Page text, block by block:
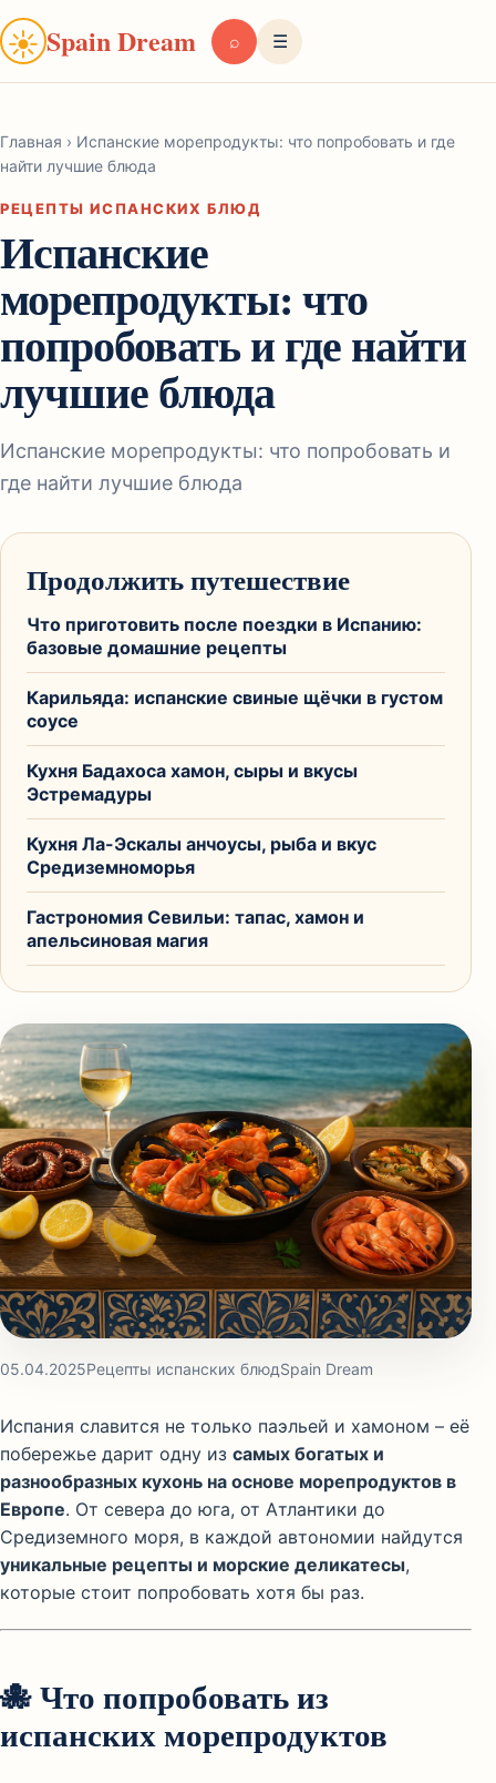
☀Spain Dream ⌕ ☰
Главная › Испанские морепродукты: что попробовать и где
найти лучшие блюда
РЕЦЕПТЫ ИСПАНСКИХ БЛЮД
Испанские
морепродукты: что
попробовать и где найти
лучшие блюда
Испанские морепродукты: что попробовать и
где найти лучшие блюда
05.04.2025Рецепты испанских блюдSpain Dream
Испания славится не только паэльей и хамоном – её
побережье дарит одну из самых богатых и
разнообразных кухонь на основе морепродуктов в
Европе. От севера до юга, от Атлантики до
Средиземного моря, в каждой автономии найдутся
уникальные рецепты и морские деликатесы,
которые стоит попробовать хотя бы раз.
🐙Что попробовать из
испанских морепродуктов
Продолжить путешествие
Что приготовить после поездки в Испанию:
базовые домашние рецепты
Карильяда: испанские свиные щёчки в густом
соусе
Кухня Бадахоса хамон, сыры и вкусы
Эстремадуры
Кухня Ла-Эскалы анчоусы, рыба и вкус
Средиземноморья
Гастрономия Севильи: тапас, хамон и
апельсиновая магия